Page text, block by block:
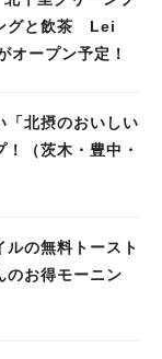
グと飲茶 Lei
ープン予定！
「北摂のおいしい
（茨木・豊中・
ルの無料トースト
のお得モーニン